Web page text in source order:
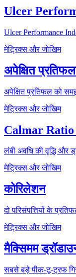
Ulcer
Ulcer Performance
मेट्रिक्स और जोखिम
अपेक्षित
अपेक्षित प्रतिफल को
मेट्रिक्स और जोखिम
Calmar
लंबी अवधि की वृद्धि और
मेट्रिक्स और जोखिम
कोरिलेशन
दो परिसंपत्तियों के
मेट्रिक्स और जोखिम
मैक्सिमम
सबसे बड़े पीक-टू-ट्रफ